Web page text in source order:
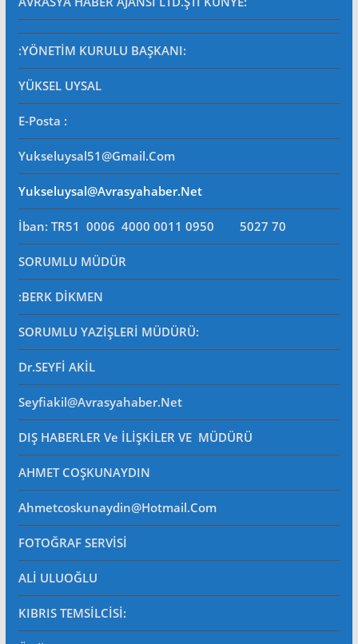
:YÖNETİM KURULU BAŞKANI:
YÜKSEL UYSAL
E-Posta :
Yukseluysal51@gmail.com
Yukseluysal@avrasyahaber.net
İban: TR51 0006 4000 0011 0950 5027 70
SORUMLU MÜDÜR
:BERK DİKMEN
SORUMLU YAZİŞLERİ MÜDÜRÜ:
Dr.SEYFİ AKİL
Seyfiakil@avrasyahaber.net
DIŞ HABERLER Ve İLİŞKİLER VE MÜDÜRÜ
AHMET COŞKUNAYDIN
Ahmetcoskunaydin@hotmail.com
FOTOĞRAF SERVİSİ
ALİ ULUOĞLU
KIBRIS TEMSİLCİSİ: